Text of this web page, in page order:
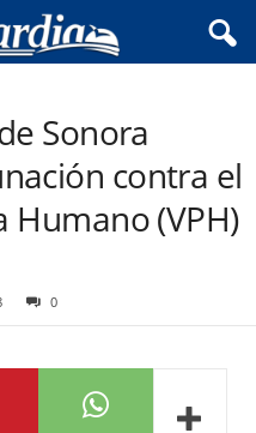
Sonora
contra el
Humano (VPH)
0